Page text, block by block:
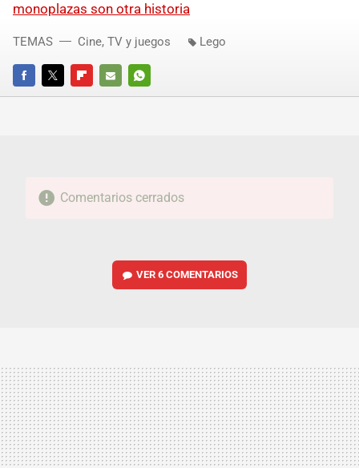
monoplazas son otra historia
FACEBOOKTWITTERFLIPBOARD
E-
WHATSAPP
TEMAS Cine, TV y juegos Lego
Comentarios cerrados
VER6 COMENTARIOS